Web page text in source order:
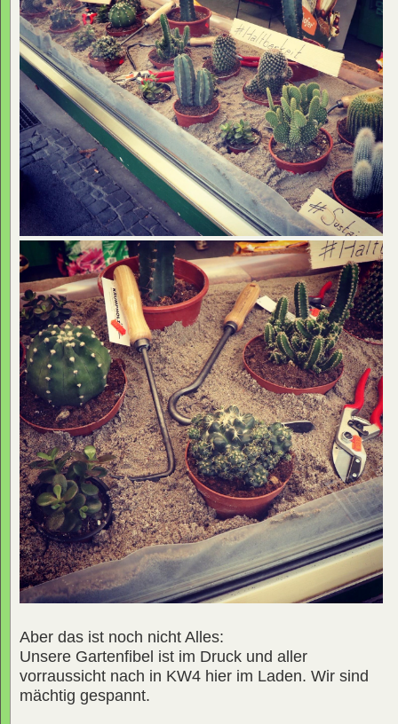
Aber das ist noch nicht Alles:
Unsere Gartenfibel ist im Druck und aller
vorraussicht nach in KW4 hier im Laden. Wir sind
mächtig gespannt.